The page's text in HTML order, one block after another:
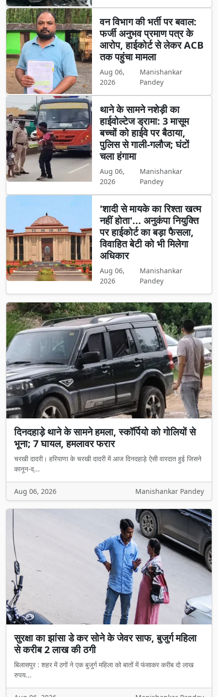
वन विभाग की भर्ती पर बवाल:
फर्जी अनुभव प्रमाण पत्र के
आरोप, हाईकोर्ट से लेकर ACB
तक पहुंचा मामला
Aug 06,
2026
Manishankar
Pandey
थाने के सामने नशेड़ी का
हाईवोल्टेज ड्रामा: 3 मासूम
बच्चों को हाईवे पर बैठाया,
पुलिस से गाली-गलौज; घंटों
चला हंगामा
Aug 06,
2026
Manishankar
Pandey
'शादी से मायके का रिश्ता खत्म
नहीं होता'... अनुकंपा नियुक्ति
पर हाईकोर्ट का बड़ा फैसला,
विवाहित बेटी को भी मिलेगा
अधिकार
Aug 06,
2026
Manishankar
Pandey
दिनदहाड़े थाने के सामने हमला, स्कॉर्पियो को गोलियों से
भूना; 7 घायल, हमलावर फरार
चरखी दादरी। हरियाणा के चरखी दादरी में आज दिनदहाड़े ऐसी वारदात हुई जिसने
कानून-व्...
Aug 06, 2026 Manishankar Pandey
सुरक्षा का झांसा डे कर सोने के जेवर साफ, बुजुर्ग महिला
से करीब 2 लाख की ठगी
बिलासपुर : शहर में ठगों ने एक बुजुर्ग महिला को बातों में फंसाकर करीब दो लाख
रुपय...